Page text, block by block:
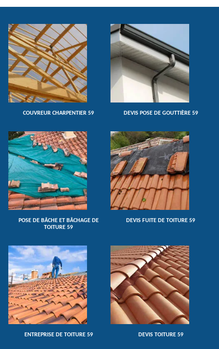
COUVREUR CHARPENTIER 59 DEVIS POSE DE GOUTTIÈRE 59
POSE DE BÂCHE ET BÂCHAGE DE
TOITURE 59
DEVIS FUITE DE TOITURE 59
ENTREPRISE DE TOITURE 59 DEVIS TOITURE 59